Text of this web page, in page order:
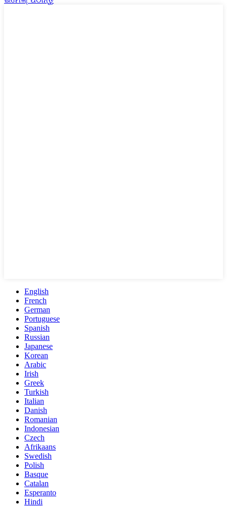
English
French
German
Portuguese
Spanish
Russian
Japanese
Korean
Arabic
Irish
Greek
Turkish
Italian
Danish
Romanian
Indonesian
Czech
Afrikaans
Swedish
Polish
Basque
Catalan
Esperanto
Hindi